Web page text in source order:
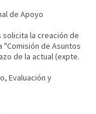
de Apoyo
la creación de
"Comisión de Asuntos
de la actual (expte.
Evaluación y